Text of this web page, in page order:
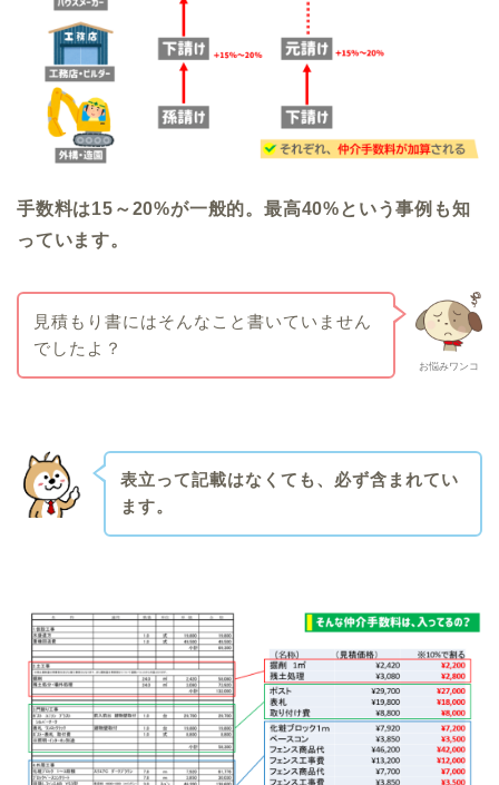
手数料は15～20%が一般的。最高40%という事例も知
っています。
お悩みワンコ
見積もり書にはそんなこと書いていません
でしたよ？
表立って記載はなくても、必ず含まれてい
ます。